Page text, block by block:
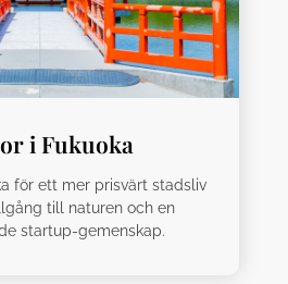
i Fukuoka
för ett mer prisvärt stadsliv
till naturen och en
startup-gemenskap.